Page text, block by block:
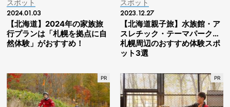
スポット
2024.01.03
【北海道】2024年の家族旅
行プランは「札幌を拠点に自
然体験」がおすすめ！
スポット
2023.12.27
【北海道親子旅】水族館・ア
スレチック・テーマパーク…
札幌周辺のおすすめ体験スポ
ット3選